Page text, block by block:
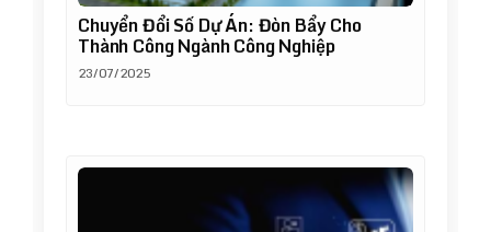
Chuyển Đổi Số Dự Án: Đòn Bẩy Cho
Thành Công Ngành Công Nghiệp
23/07/2025